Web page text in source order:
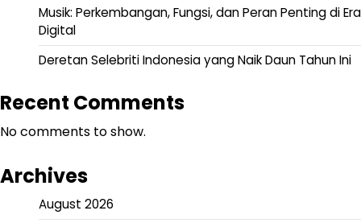
Musik: Perkembangan, Fungsi, dan Peran Penting di Era
Digital
Deretan Selebriti Indonesia yang Naik Daun Tahun Ini
Recent Comments
No comments to show.
Archives
August 2026